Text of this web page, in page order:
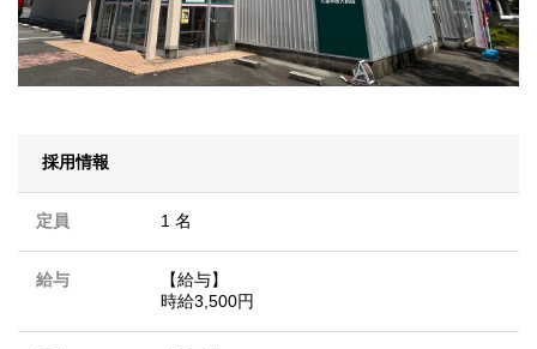
採用情報
定員 1 名
給与
【給与】
時給3,500円